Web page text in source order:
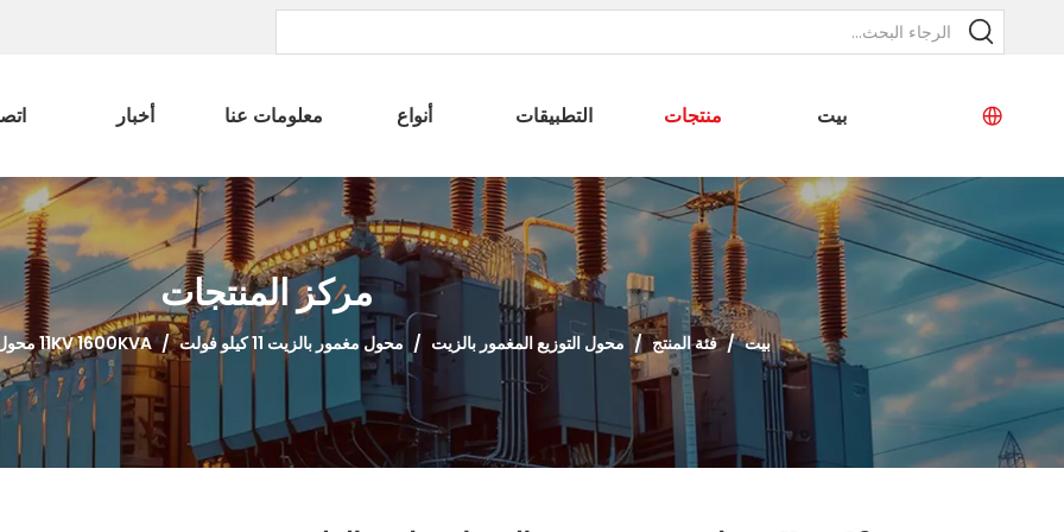
بيت منتجات التطبيقات أنواع معلومات عنا أخبار
مركز المنتجات
بيت / فئة المنتج / محول التوزيع المغمور بالزيت / محول مغمور بالزيت 11 كيلو فولت / 11KV 1600KVA محول توزيع منخفض الخسارة ثلاثي الطور